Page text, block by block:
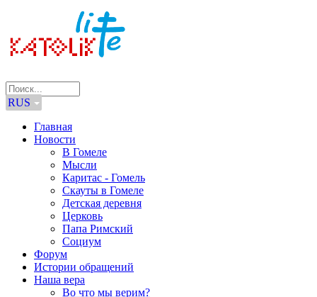
RUS
Главная
Новости
В Гомеле
Мысли
Каритас - Гомель
Скауты в Гомеле
Детская деревня
Церковь
Папа Римский
Социум
Форум
Истории обращений
Наша вера
Во что мы верим?